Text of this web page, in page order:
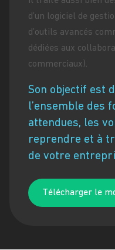
d’un logiciel de
d’outils avancés
dédiées aux
commerciaux).
Son objectif est
l’ensemble des
attendues, les
reprendre et à
de votre
Télécharger le